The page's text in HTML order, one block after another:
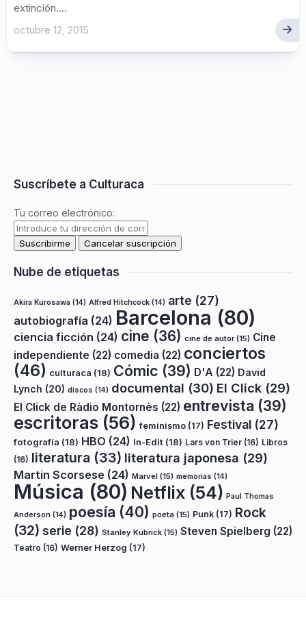
extinción....
octubre 12, 2015
Suscríbete a Culturaca
Tu correo electrónico:
Nube de etiquetas
Akira Kurosawa (14) Alfred Hitchcock (14) arte (27)
autobiografía (24) Barcelona (80)
ciencia ficción (24) cine (36) cine de autor(15) Cine
independiente (22) comedia (22) conciertos
(46) culturaca (18) Cómic (39) D'A (22) David
Lynch (20) discos (14) documental (30) El Click (29)
El Click de Ràdio Montornès (22) entrevista (39)
escritoras (56) feminismo (17) Festival (27)
fotografía (18) HBO (24) In-Edit (18) Lars von Trier (16) Libros
(16) literatura (33) literatura japonesa (29)
Martin Scorsese (24) Marvel (15) memorias (14)
Música (80) Netflix (54) Paul Thomas
Anderson (14) poesía (40) poeta (15) Punk (17) Rock
(32) serie (28) Stanley Kubrick (15) Steven Spielberg (22)
Teatro (16) Werner Herzog (17)